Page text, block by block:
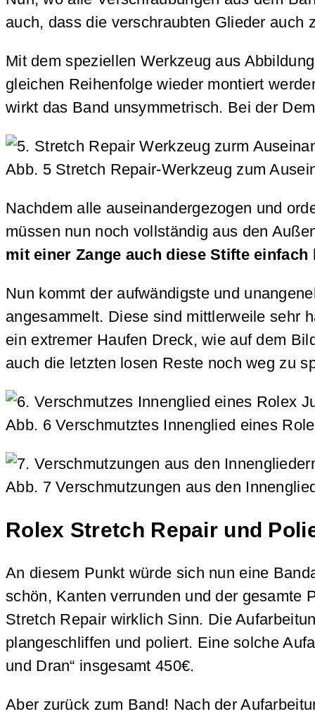
auch, dass die verschraubten Glieder
Mit dem speziellen Werkzeug aus
gleichen Reihenfolge wieder montiert
wirkt das Band unsymmetrisch. Bei der
Abb. 5 Stretch Repair-Werkzeug zum
Nachdem alle auseinandergezogen und
müssen nun noch vollständig aus den
mit einer Zange auch diese Stifte einfach
Nun kommt der aufwändigste und
angesammelt. Diese sind mittlerweile sehr
ein extremer Haufen Dreck, wie auf dem
auch die letzten losen Reste noch weg zu
Abb. 6 Verschmutztes Innenglied eines
Abb. 7 Verschmutzungen aus den
Rolex Stretch Repair und
An diesem Punkt würde sich nun eine
schön, Kanten verrunden und der gesamte
Stretch Repair wirklich Sinn. Die
plangeschliffen und poliert. Eine solche
und Dran“ insgesamt 450€.
Aber zurück zum Band! Nach der